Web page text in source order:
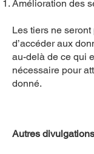
Amélioration des
Les tiers ne
d’accéder aux
au-delà de ce qui
nécessaire pour
donné.
Autres divulgations